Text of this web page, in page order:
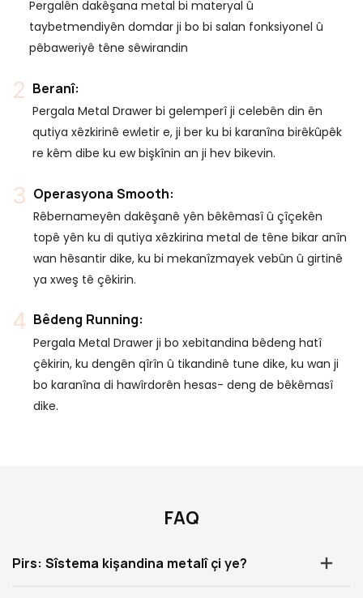
Pergalên dakêşana metal bi materyal û
taybetmendiyên domdar ji bo bi salan fonksiyonel û
pêbaweriyê têne sêwirandin
Beranî:
Pergala Metal Drawer bi gelemperî ji celebên din ên
qutiya xêzkirinê ewletir e, ji ber ku bi karanîna birêkûpêk
re kêm dibe ku ew bişkînin an ji hev bikevin.
Operasyona Smooth:
Rêbernameyên dakêşanê yên bêkêmasî û çîçekên
topê yên ku di qutiya xêzkirina metal de têne bikar anîn
wan hêsantir dike, ku bi mekanîzmayek vebûn û girtinê
ya xweş tê çêkirin.
Bêdeng Running:
Pergala Metal Drawer ji bo xebitandina bêdeng hatî
çêkirin, ku dengên qîrîn û tikandinê tune dike, ku wan ji
bo karanîna di hawîrdorên hesas- deng de bêkêmasî
dike.
FAQ
Pirs: Sîstema kişandina metalî çi ye?